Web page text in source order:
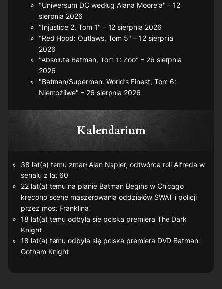
"Uniwersum DC według Alana Moore'a" – 12
sierpnia 2026
"Injustice 2, Tom 1" – 12 sierpnia 2026
"Red Hood: Outlaws, Tom 5" – 12 sierpnia
2026
"Absolute Batman, Tom 1: Zoo" – 26 sierpnia
2026
"Batman/Superman. World’s Finest, Tom 6:
Niemożliwe" – 26 sierpnia 2026
Kalendarium
38 lat(a) temu zmarł Alan Napier, odtwórca roli Alfreda w
serialu z lat 60
22 lat(a) temu na planie Batman Beginsw Chicago
kręcono scenę maszerowania oddziałów SWAT i policji
przez most Franklina
18 lat(a) temu odbyła się polska premiera The Dark
Knight
18 lat(a) temu odbyła się polska premiera DVD Batman:
Gotham Knight